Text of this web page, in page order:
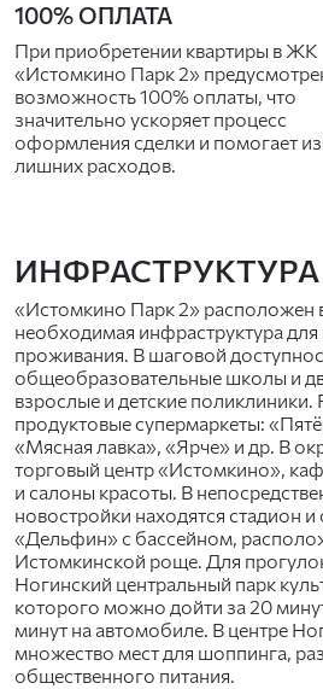
100% ОПЛАТА
При приобретении квартиры в ЖК
«Истомкино Парк 2»
возможность 100% оплаты, что
значительно ускоряет процесс
оформления сделки и помогает
лишних расходов.
ИНФРАСТРУКТУРА
«Истомкино Парк 2» расположен в
необходимая инфраструктура
проживания. В шаговой
общеобразовательные школы и
взрослые и детские
продуктовые супермаркеты:
«Мясная лавка», «Ярче» и др. В
торговый центр «Истомкино»,
и салоны красоты. В
новостройки находятся стадион
«Дельфин» с бассейном,
Истомкинской роще. Для
Ногинский центральный парк
которого можно дойти за 20
минут на автомобиле. В центре
множество мест для шоппинга,
общественного питания.